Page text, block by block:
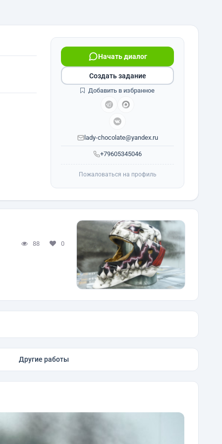
+79605345046
Начать диалог
lady-chocolate@yandex.ru
Создать задание
Добавить в избранное
Пожаловаться на профиль
88 0
Другие работы